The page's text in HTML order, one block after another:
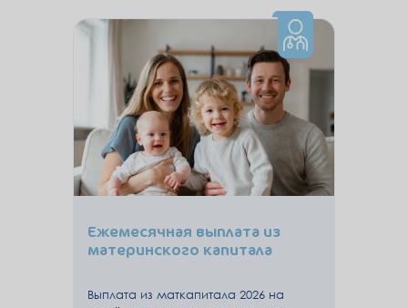
Ежемесячная выплата из
материнского капитала
Выплата из маткапитала 2026 на